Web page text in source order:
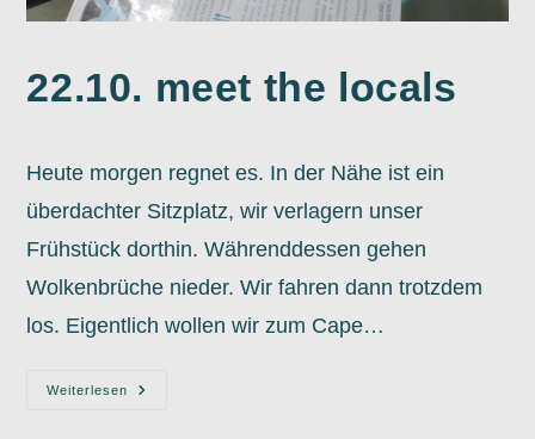
22.10. meet the locals
Heute morgen regnet es. In der Nähe ist ein
überdachter Sitzplatz, wir verlagern unser
Frühstück dorthin. Währenddessen gehen
Wolkenbrüche nieder. Wir fahren dann trotzdem
los. Eigentlich wollen wir zum Cape…
Weiterlesen
22.10.